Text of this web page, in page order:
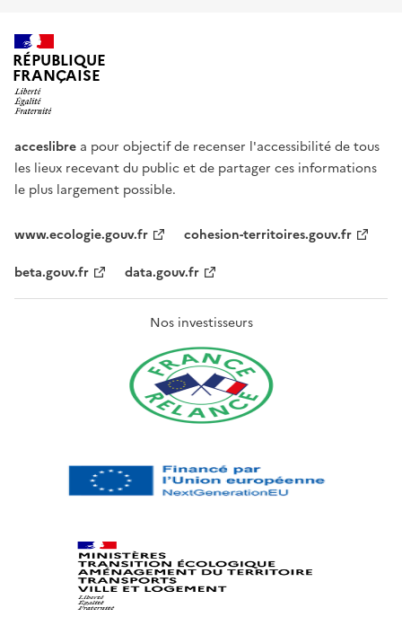
RÉPUBLIQUE
FRANÇAISE
acceslibre a pour objectif de recenser l'accessibilité de tous
les lieux recevant du public et de partager ces informations
le plus largement possible.
www.ecologie.gouv.fr
cohesion-territoires.gouv.fr
beta.gouv.fr
data.gouv.fr
Nos investisseurs